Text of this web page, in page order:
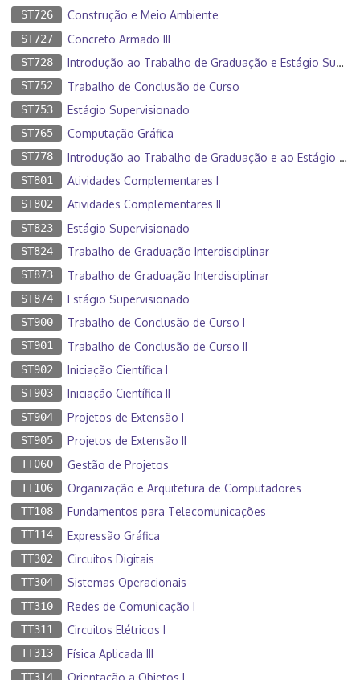
ST726 Construção e Meio Ambiente
ST727 Concreto Armado III
ST728 Introdução ao Trabalho de Graduação e Estágio Supervisionado
ST752 Trabalho de Conclusão de Curso
ST753 Estágio Supervisionado
ST765 Computação Gráfica
ST778 Introdução ao Trabalho de Graduação e ao Estágio Supervisionado
ST801 Atividades Complementares I
ST802 Atividades Complementares II
ST823 Estágio Supervisionado
ST824 Trabalho de Graduação Interdisciplinar
ST873 Trabalho de Graduação Interdisciplinar
ST874 Estágio Supervisionado
ST900 Trabalho de Conclusão de Curso I
ST901 Trabalho de Conclusão de Curso II
ST902 Iniciação Científica I
ST903 Iniciação Científica II
ST904 Projetos de Extensão I
ST905 Projetos de Extensão II
TT060 Gestão de Projetos
TT106 Organização e Arquitetura de Computadores
TT108 Fundamentos para Telecomunicações
TT114 Expressão Gráfica
TT302 Circuitos Digitais
TT304 Sistemas Operacionais
TT310 Redes de Comunicação I
TT311 Circuitos Elétricos I
TT313 Física Aplicada III
TT314 Orientação a Objetos I